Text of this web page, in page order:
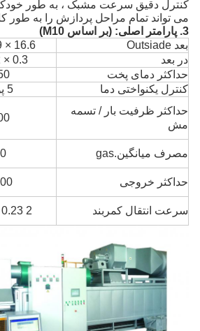
کنترل دقیق سرعت مشبک ، به طور
می تواند تمام مراحل پردازش را به طور
3. پارامتر اصلی: (بر اساس M10)
بعد Outsiade
16.6 × 15.9 23
در بعد
0.3 × 12 14
حداکثر دمای پخت
کنترل یکنواختی دما
5 پوند
حداکثر ظرفیت بار / تسمه
مش
مصرف میانگین.gas
حداکثر خروجی
سرعت انتقال کمربند
2 0.23 3 0.23